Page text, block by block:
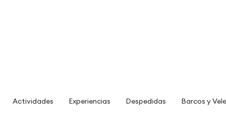
Actividades Experiencias Despedidas Barcos y